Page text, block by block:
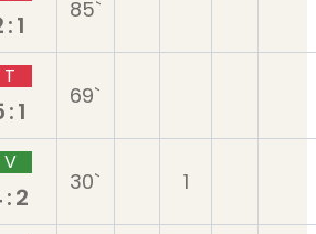
85`
T
69`
V
30` 1